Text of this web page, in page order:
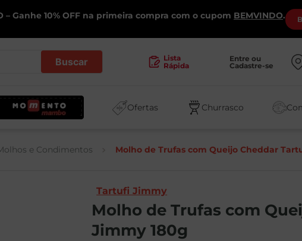
– Ganhe 10% OFF na primeira compra com o cupom BEMVINDO.
Lista
Rápida
Entre ou
Cadastre-se
Ofertas Churrasco
e Condimentos Molho de Trufas com Queijo Cheddar
Tartufi Jimmy
Molho de Trufas com
Jimmy 180g